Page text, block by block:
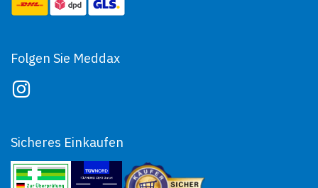
Folgen Sie Meddax
Sicheres Einkaufen